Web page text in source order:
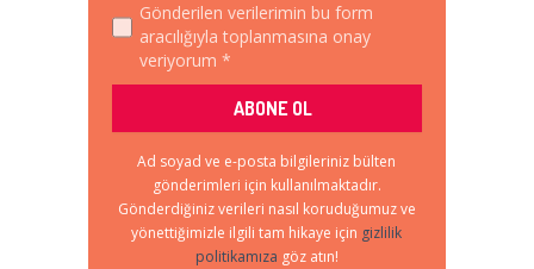
Gönderilen verilerimin bu form
aracılığıyla toplanmasına onay
veriyorum *
Ad soyad ve e-posta bilgileriniz bülten
gönderimleri için kullanılmaktadır.
Gönderdiğiniz verileri nasıl koruduğumuz ve
yönettiğimizle ilgili tam hikaye için gizlilik
politikamıza göz atın!